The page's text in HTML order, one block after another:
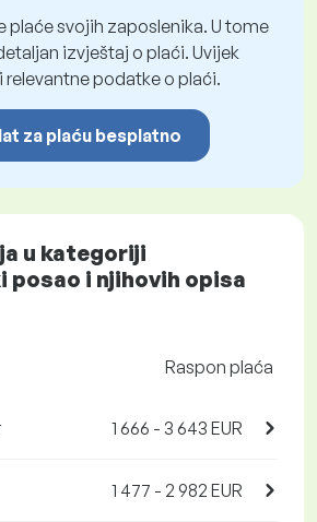
plaće svojih zaposlenika. U tome
izvještaj o plaći. Uvijek
podatke o plaći.
za plaću besplatno
u kategoriji
posao i njihovih opisa
Raspon plaća
1 666 - 3 643 EUR
1 477 - 2 982 EUR